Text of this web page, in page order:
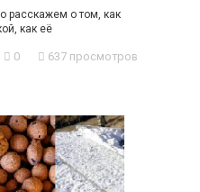
расскажем о том, как
как её
0 637 просмотров